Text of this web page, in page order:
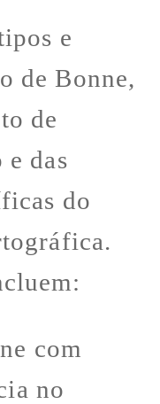
e
de Bonne,
de
das
do
com
no